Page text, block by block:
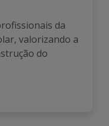
da
valorizando a
do